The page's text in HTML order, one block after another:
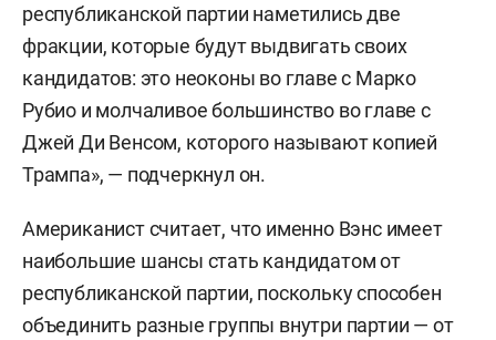
республиканской партии наметились две
фракции, которые будут выдвигать своих
кандидатов: это неоконы во главе с Марко
Рубио и молчаливое большинство во главе с
Джей Ди Венсом, которого называют копией
Трампа», — подчеркнул он.
Американист считает, что именно Вэнс имеет
наибольшие шансы стать кандидатом от
республиканской партии, поскольку способен
объединить разные группы внутри партии — от